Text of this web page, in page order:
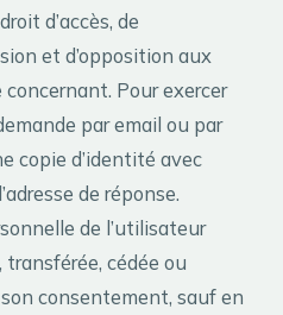
d’accès, de
et d’opposition aux
Pour exercer
par email ou par
copie d’identité avec
de réponse.
de l’utilisateur
transférée, cédée ou
consentement, sauf en